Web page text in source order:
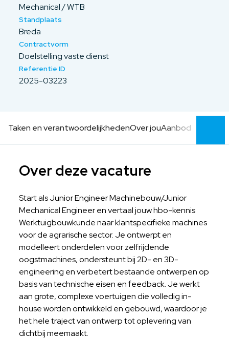
Mechanical / WTB
Standplaats
Breda
Contractvorm
Doelstelling vaste dienst
Referentie ID
2025-03223
Taken en verantwoordelijkhedenOver jouAanbod
Over deze vacature
Start als Junior Engineer Machinebouw/Junior
Mechanical Engineer en vertaal jouw hbo-kennis
Werktuigbouwkunde naar klantspecifieke machines
voor de agrarische sector. Je ontwerpt en
modelleert onderdelen voor zelfrijdende
oogstmachines, ondersteunt bij 2D- en 3D-
engineering en verbetert bestaande ontwerpen op
basis van technische eisen en feedback. Je werkt
aan grote, complexe voertuigen die volledig in-
house worden ontwikkeld en gebouwd, waardoor je
het hele traject van ontwerp tot oplevering van
dichtbij meemaakt.